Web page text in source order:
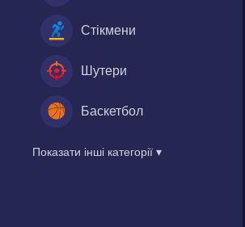
Стікмени
Шутери
Баскетбол
Показати інші категорії ▾